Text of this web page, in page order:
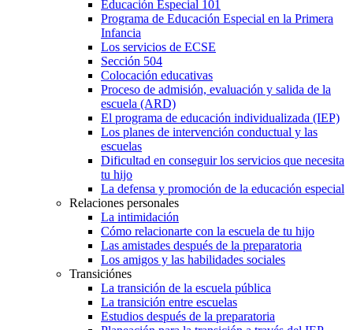
Educación Especial 101
Programa de Educación Especial en la Primera
Infancia
Los servicios de ECSE
Sección 504
Colocación educativas
Proceso de admisión, evaluación y salida de la
escuela (ARD)
El programa de educación individualizada (IEP)
Los planes de intervención conductual y las
escuelas
Dificultad en conseguir los servicios que necesita
tu hijo
La defensa y promoción de la educación especial
Relaciones personales
La intimidación
Cómo relacionarte con la escuela de tu hijo
Las amistades después de la preparatoria
Los amigos y las habilidades sociales
Transiciónes
La transición de la escuela pública
La transición entre escuelas
Estudios después de la preparatoria